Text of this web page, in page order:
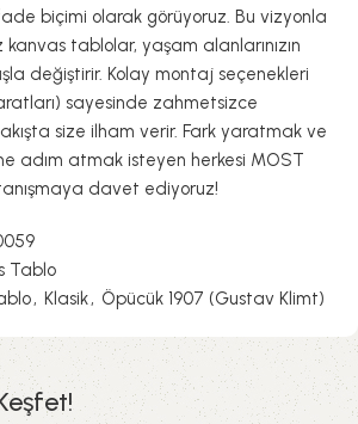
biçimi olarak görüyoruz. Bu vizyonla
kanvas tablolar, yaşam alanlarınızın
değiştirir. Kolay montaj seçenekleri
sayesinde zahmetsizce
size ilham verir. Fark yaratmak ve
adım atmak isteyen herkesi MOST
davet ediyoruz!
Tablo
, Klasik, Öpücük 1907 (Gustav Klimt)